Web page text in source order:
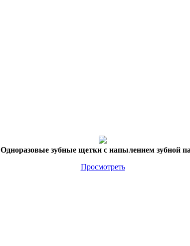
Одноразовые зубные щетки с напылением зубной
Просмотреть